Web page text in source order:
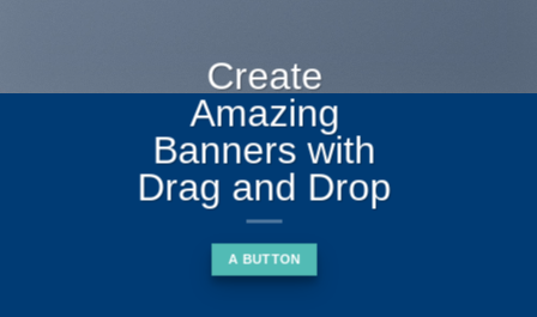
Create
Amazing
Banners with
Drag and Drop
A BUTTON